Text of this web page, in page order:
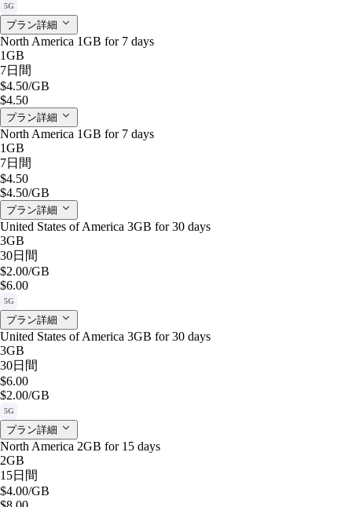
5G
プラン詳細
North America 1GB for 7 days
1GB
7日間
$4.50/GB
$4.50
プラン詳細
North America 1GB for 7 days
1GB
7日間
$4.50
$4.50/GB
プラン詳細
United States of America 3GB for 30 days
3GB
30日間
$2.00/GB
$6.00
5G
プラン詳細
United States of America 3GB for 30 days
3GB
30日間
$6.00
$2.00/GB
5G
プラン詳細
North America 2GB for 15 days
2GB
15日間
$4.00/GB